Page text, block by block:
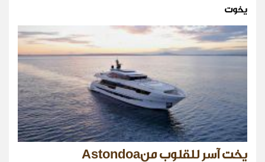
يخوت
يخت آسر للقلوب منAstondoa